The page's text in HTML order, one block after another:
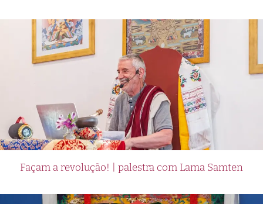
Façam a revolução! | palestra com Lama Samten